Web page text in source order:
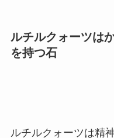
ルチルクォーツは
を持つ石
ルチルクォーツは精